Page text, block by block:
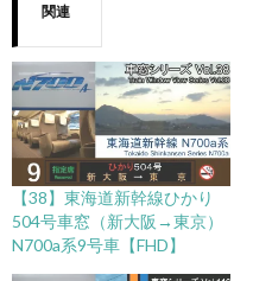
関連
【38】東海道新幹線ひかり
504号車窓（新大阪→東京）
N700a系9号車【FHD】